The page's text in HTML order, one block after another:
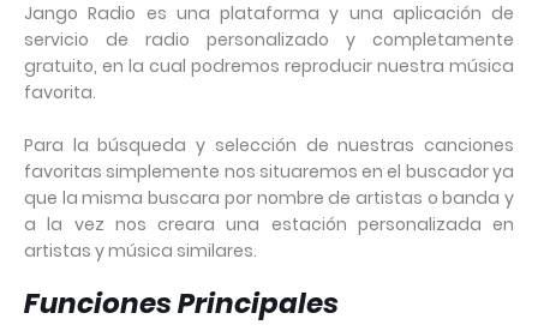
Jango Radio es una plataforma y una aplicación de
servicio de radio personalizado y completamente
gratuito, en la cual podremos reproducir nuestra música
favorita.
Para la búsqueda y selección de nuestras canciones
favoritas simplemente nos situaremos en el buscador ya
que la misma buscara por nombre de artistas o banda y
a la vez nos creara una estación personalizada en
artistas y música similares.
Funciones Principales